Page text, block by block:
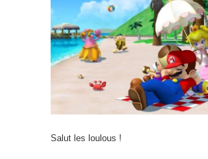
Salut les loulous !